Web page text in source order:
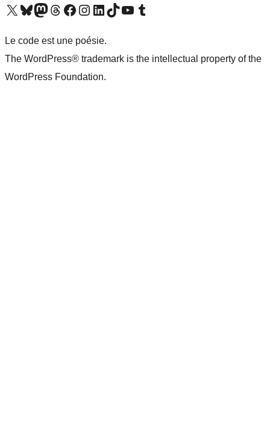
Visit our X (formerly Twitter) account
Visit our Bluesky account
Visit our Mastodon account
Visit our Threads account
Visit our Facebook pageVisit our Instagram account
Visit our LinkedIn account
Visit our TikTok account
Visit our YouTube channel
Visit our Tumblr account
Le code est une poésie.
The WordPress® trademark is the intellectual property of the
WordPress Foundation.